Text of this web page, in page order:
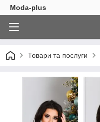
Moda-plus
Товари та послуги